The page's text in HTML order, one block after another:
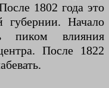
1802 года это
губернии. Начало
пиком влияния
После 1822